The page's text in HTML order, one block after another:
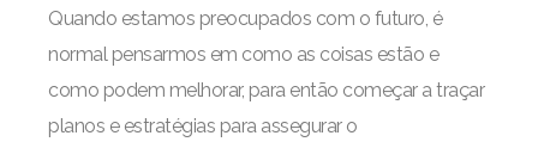
Quando estamos preocupados com o futuro, é
normal pensarmos em como as coisas estão e
como podem melhorar, para então começar a traçar
planos e estratégias para assegurar o